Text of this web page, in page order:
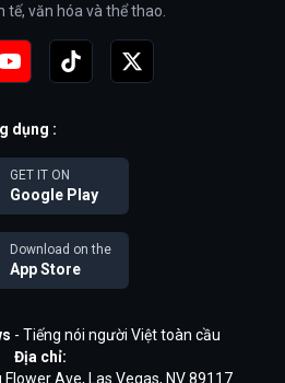
tế, văn hóa và thể thao.
dụng :
GET IT ON
Google Play
Download on the
App Store
- Tiếng nói người Việt toàn cầu
Địa chỉ:
Ave, Las Vegas, NV 89117